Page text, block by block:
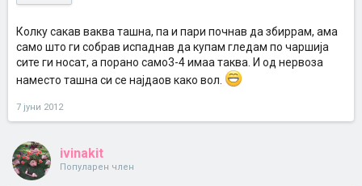
Колку сакав ваква ташна, па и пари почнав да збиррам, ама
само што ги собрав испаднав да купам гледам по чаршија
сите ги носат, а порано само3-4 имаа таква. И од нервоза
наместо ташна си се најдаов како вол.
7 јуни 2012
ivinakit
Популарен член